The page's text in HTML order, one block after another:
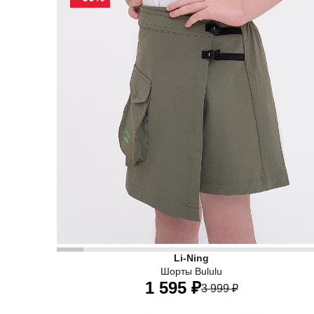
Li-Ning
Шорты Bululu
• Детские юбка-шорты Li-Ning— то что нужно
1 595 ₽3 999 ₽